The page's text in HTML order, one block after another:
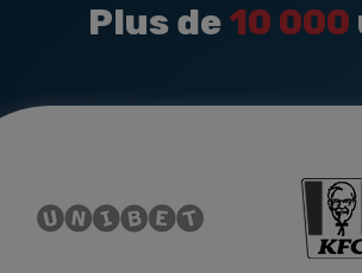
Plus de10 000